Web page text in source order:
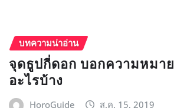
บทความน่าอ่าน
จุดธูปกี่ดอก บอกความหมาย
อะไรบ้าง
HoroGuide ส.ค. 15, 2019